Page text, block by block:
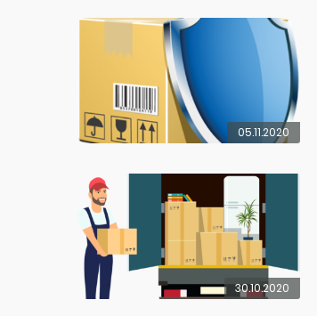
05.11.2020
30.10.2020